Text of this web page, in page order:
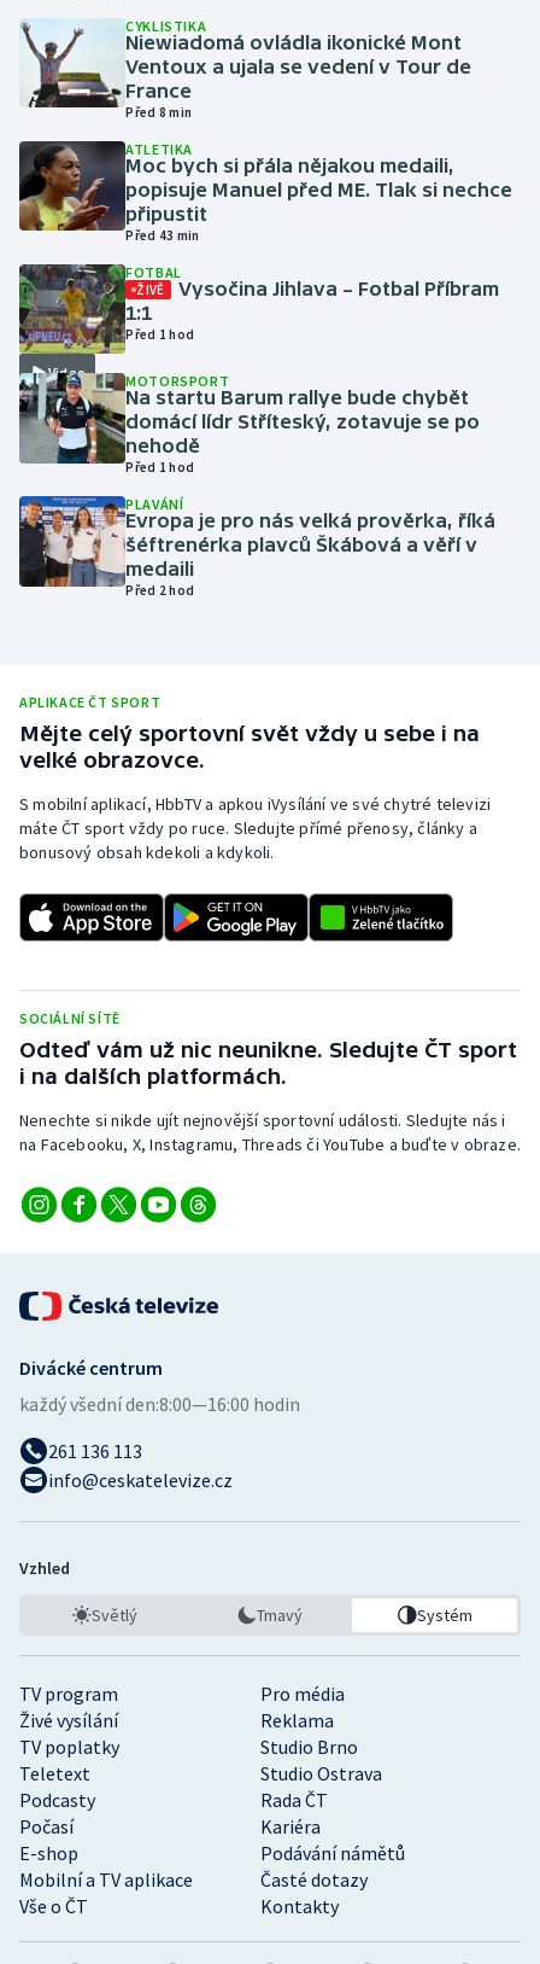
Judo
Krasobruslení
Lezení
Lyže a snowboard
Moderní pětiboj
Motorsport
Olympijské hry
Parasport
Plavání
Plážový volejbal
Rychlostní kanoistika
Sportovní střelba
Stolní tenis
Veslování
Vodní slalom
Volejbal
Ostatní
CYKLISTIKA
Niewiadomá ovládla ikonické Mont
Ventoux a ujala se vedení v Tour de
France
Před 8 min
ATLETIKA
Moc bych si přála nějakou medaili,
popisuje Manuel před ME. Tlak si nechce
připustit
Před 43 min
Video
FOTBAL
ŽIVĚ
Vysočina Jihlava – Fotbal Příbram
1:1
Před 1 hod
MOTORSPORT
Na startu Barum rallye bude chybět
domácí lídr Stříteský, zotavuje se po
nehodě
Před 1 hod
PLAVÁNÍ
Evropa je pro nás velká prověrka, říká
šéftrenérka plavců Škábová a věří v
medaili
Před 2 hod
APLIKACE ČT SPORT
Mějte celý sportovní svět vždy u sebe i na
velké obrazovce.
S mobilní aplikací, HbbTV a apkou iVysílání ve své chytré televizi
máte ČT sport vždy po ruce. Sledujte přímé přenosy, články a
bonusový obsah kdekoli a kdykoli.
SOCIÁLNÍ SÍTĚ
Odteď vám už nic neunikne. Sledujte ČT sport
i na dalších platformách.
Nenechte si nikde ujít nejnovější sportovní události. Sledujte nás i
na Facebooku, X, Instagramu, Threads či YouTube a buďte v obraze.
TV program
Pro média
Živé vysílání
Reklama
TV poplatky
Studio Brno
Teletext
Studio Ostrava
Podcasty
Rada ČT
Počasí
Kariéra
E-shop
Podávání námětů
Mobilní a TV aplikace
Časté dotazy
Vše o ČT
Kontakty
Divácké centrum
každý všední den:8:00—16:00 hodin
261 136 113
info@ceskatelevize.cz
Vzhled
Světlý Tmavý Systém